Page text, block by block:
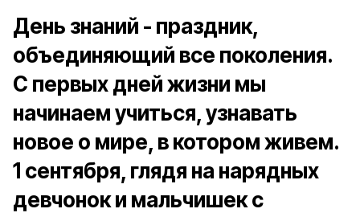
День знаний - праздник,
объединяющий все поколения.
С первых дней жизни мы
начинаем учиться, узнавать
новое о мире, в котором живем.
1 сентября, глядя на нарядных
девчонок и мальчишек с